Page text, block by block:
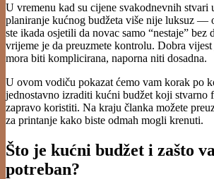
U vremenu kad su cijene svakodnevnih stvari
planiranje kućnog budžeta više nije luksuz —
ste ikada osjetili da novac samo “nestaje” bez
vrijeme je da preuzmete kontrolu. Dobra vijest
mora biti komplicirana, naporna niti dosadna.
U ovom vodiču pokazat ćemo vam korak po
jednostavno izraditi kućni budžet koji stvarno
zapravo koristiti. Na kraju članka možete
za printanje kako biste odmah mogli krenuti.
Što je kućni budžet i zašto
potreban?